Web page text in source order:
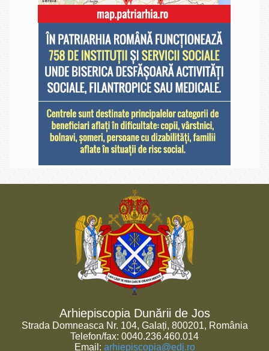
Arhiepiscopia Dunării de Jos
Strada Domneasca Nr. 104, Galați, 800201, România
Telefon/fax: 0040.236.460.014
Email: arhiepiscopia@edj.ro